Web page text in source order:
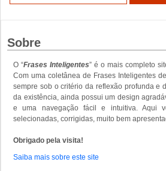
Sobre
O “Frases Inteligentes” é o mais completo
Com uma coletânea de Frases Inteligentes
sempre sob o critério da reflexão profunda e
da existência, ainda possui um design
e uma navegação fácil e intuitiva. Aqui
selecionadas, corrigidas, muito bem
Obrigado pela visita!
Saiba mais sobre este site